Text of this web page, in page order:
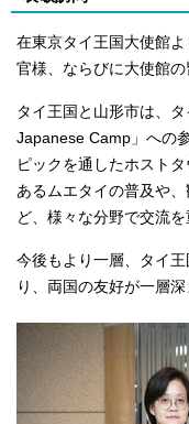
在東京タイ王国大使館
官様、ならびに大使館の
タイ王国と山形市は、
Japanese Camp」への
ピックを通したホスト
あるムエタイの普及や
ど、様々な分野で交流を
今後もより一層、タイ
り、両国の友好が一層